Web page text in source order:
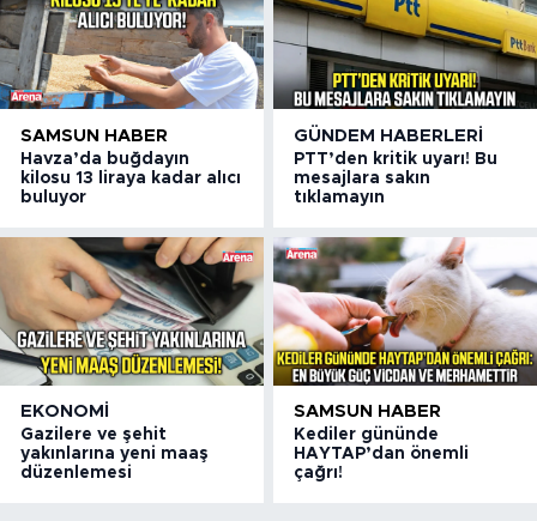
SAMSUN HABER
Havza’da buğdayın
kilosu 13 liraya kadar alıcı
buluyor
GÜNDEM HABERLERI
PTT’den kritik uyarı! Bu
mesajlara sakın
tıklamayın
EKONOMI
Gazilere ve şehit
yakınlarına yeni maaş
düzenlemesi
SAMSUN HABER
Kediler gününde
HAYTAP’dan önemli
çağrı!